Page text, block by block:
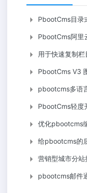
PbootCms目录式多
PbootCms阿里
用于快速复制栏目和内
PbootCms V3
pbootcms多语言建站插件组合
PbootCms轻度开发版
优化pbootcms编辑器视
给pbootcms的后台栏目
营销型城市分站插件
pbootcms邮件通知发送